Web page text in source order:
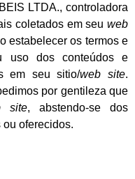
LTDA., controladora
coletados em seu web
estabelecer os termos e
uso dos conteúdos e
em seu sitio/web site.
por gentileza que
site, abstendo-se dos
oferecidos.